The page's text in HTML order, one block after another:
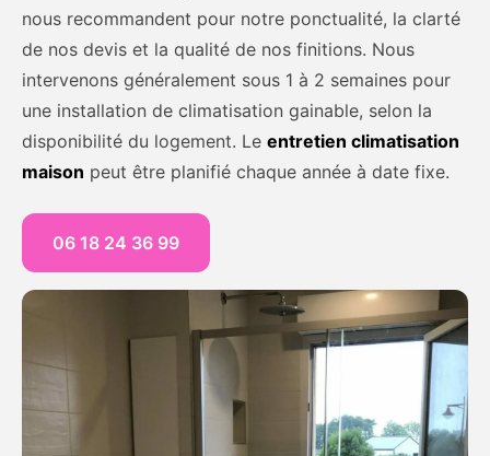
nous recommandent pour notre ponctualité, la clarté
de nos devis et la qualité de nos finitions. Nous
intervenons généralement sous 1 à 2 semaines pour
une installation de climatisation gainable, selon la
disponibilité du logement. Le entretien climatisation
maison peut être planifié chaque année à date fixe.
06 18 24 36 99